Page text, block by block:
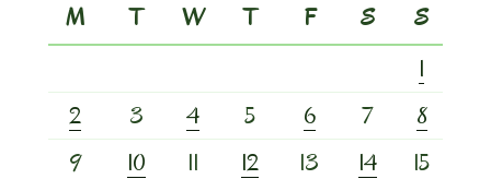
M
T W T F S
S
1
2
3 4 5 6 7
8
9
10 11 12 13 14
15